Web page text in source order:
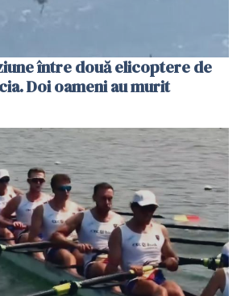
între două elicoptere de
Doi oameni au murit